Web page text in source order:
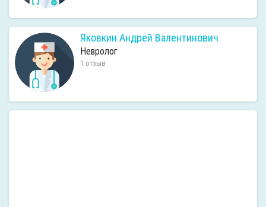
Яковкин Андрей Валентинович
Невролог
1 отзыв